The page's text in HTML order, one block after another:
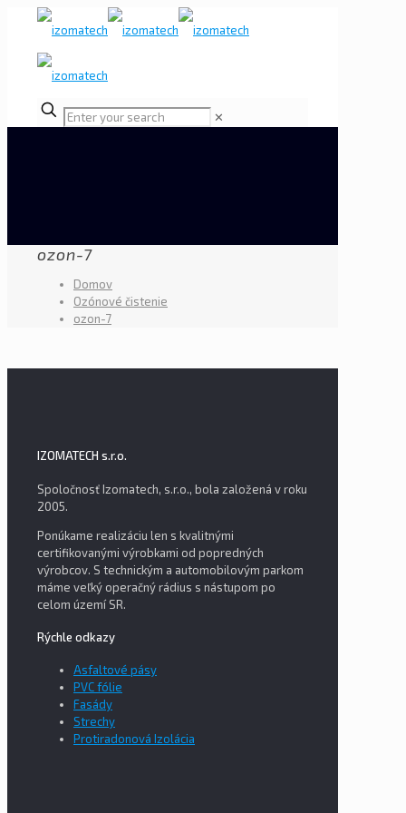
✕
ozon-7
Domov
Ozónové čistenie
ozon-7
IZOMATECH s.r.o.
Spoločnosť Izomatech, s.r.o., bola založená v roku
2005.
Ponúkame realizáciu len s kvalitnými
certifikovanými výrobkami od popredných
výrobcov. S technickým a automobilovým parkom
máme veľký operačný rádius s nástupom po
celom území SR.
Rýchle odkazy
Asfaltové pásy
PVC fólie
Fasády
Strechy
Protiradonová Izolácia